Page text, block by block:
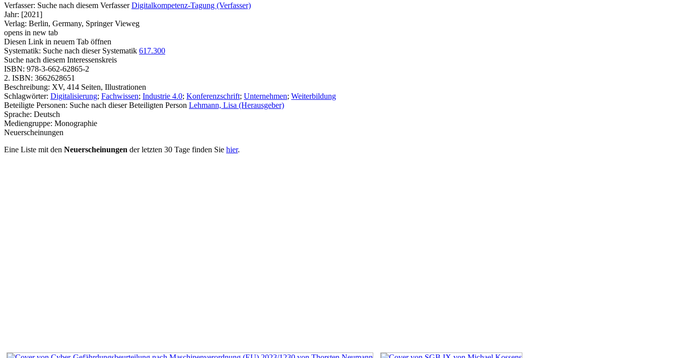
Verfasser: Suche nach diesem Verfasser Digitalkompetenz-Tagung (Verfasser)
Jahr: [2021]
Verlag: Berlin, Germany, Springer Vieweg
opens in new tab
Diesen Link in neuem Tab öffnen
Systematik: Suche nach dieser Systematik 617.300
Suche nach diesem Interessenskreis
ISBN: 978-3-662-62865-2
2. ISBN: 3662628651
Beschreibung: XV, 414 Seiten, Illustrationen
Schlagwörter: Digitalisierung; Fachwissen; Industrie 4.0; Konferenzschrift; Unternehmen; Weiterbildung
Beteiligte Personen: Suche nach dieser Beteiligten Person Lehmann, Lisa (Herausgeber)
Sprache: Deutsch
Mediengruppe: Monographie
Neuerscheinungen
Eine Liste mit den Neuerscheinungen der letzten 30 Tage finden Sie hier.